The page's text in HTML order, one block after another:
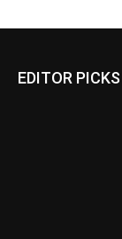
EDITOR PICKS